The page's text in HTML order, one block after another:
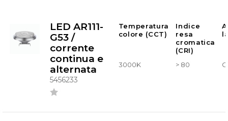
LED AR111-
G53 /
corrente
continua e
alternata
5456233
Temperatura
colore (CCT)
Indice
resa
cromatica
(CRI)
3000K > 80